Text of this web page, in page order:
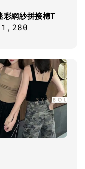
彩網紗拼接棉T
1,280